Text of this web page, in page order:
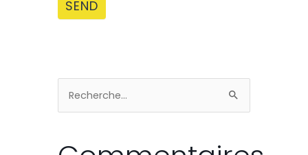
Rechercher :